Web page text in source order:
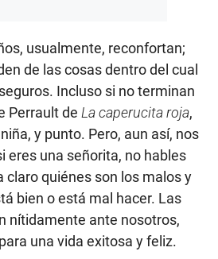
usualmente, reconfortan;
de las cosas dentro del cual
Incluso si no terminan
Perrault de La caperucita roja,
y punto. Pero, aun así, nos
eres una señorita, no hables
claro quiénes son los malos y
bien o está mal hacer. Las
nítidamente ante nosotros,
una vida exitosa y feliz.